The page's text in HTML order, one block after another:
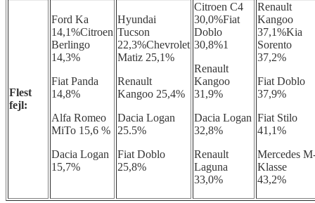
Flest
fejl:
Ford Ka
14,1%Citroen
Berlingo
14,3%
Fiat Panda
14,8%
Alfa Romeo
MiTo 15,6 %
Dacia Logan
15,7%
Hyundai
Tucson
22,3%Chevrolet
Matiz 25,1%
Renault
Kangoo 25,4%
Dacia Logan
25.5%
Fiat Doblo
25,8%
Citroen C4
30,0%Fiat
Doblo
30,8%1
Renault
Kangoo
31,9%
Dacia Logan
32,8%
Renault
Laguna
33,0%
Renault
Kangoo
37,1%Kia
Sorento
37,2%
Fiat Doblo
37,9%
Fiat Stilo
41,1%
Mercedes
Klasse
43,2%